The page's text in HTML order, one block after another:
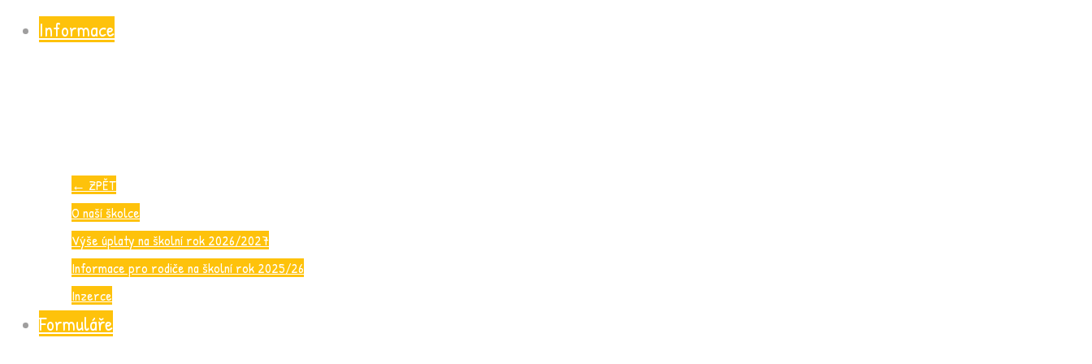
Informace
← ZPĚT
O naší školce
Výše úplaty na školní rok 2026/2027
Informace pro rodiče na školní rok 2025/26
Inzerce
Formuláře